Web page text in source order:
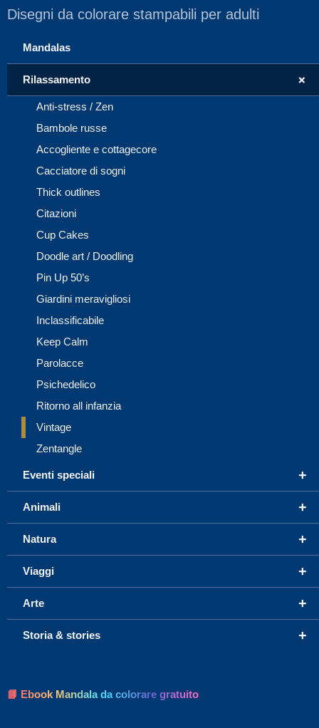
Disegni da colorare stampabili per adulti
Mandalas
+
Rilassamento
Anti-stress / Zen
Bambole russe
Accogliente e cottagecore
Cacciatore di sogni
Thick outlines
Citazioni
Cup Cakes
Doodle art / Doodling
Pin Up 50’s
Giardini meravigliosi
Inclassificabile
Keep Calm
Parolacce
Psichedelico
Ritorno all infanzia
Vintage
Zentangle
+
Eventi speciali
+
Animali
+
Natura
+
Viaggi
+
Arte
+
Storia & stories
📘 Ebook Mandala da colorare gratuito